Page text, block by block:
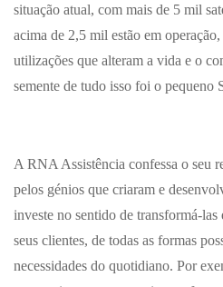
situação atual, com mais de 5 mil
acima de 2,5 mil estão em
utilizações que alteram a vida e o
semente de tudo isso foi o pequeno
A RNA Assistência confessa o seu
pelos génios que criaram e
investe no sentido de transformá-
seus clientes, de todas as formas
necessidades do quotidiano. Por